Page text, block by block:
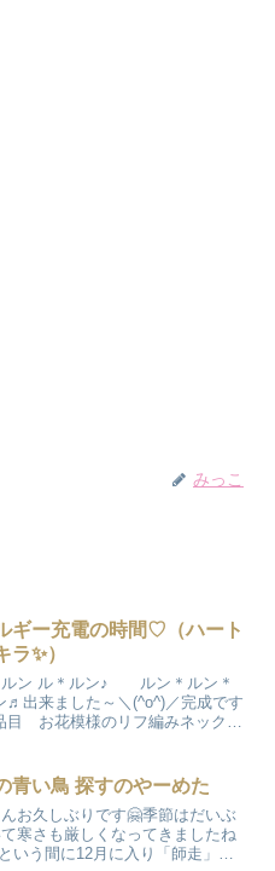
みっこ
ギー充電の時間♡（ハート
ラ✨）
ルン ル＊ルン♪ ルン＊ルン＊
♬出来ました～＼(^o^)／完成です
目 お花模様のリフ編みネックウ
げると少し大きめ、よく見ると
も...
青い鳥 探すのやーめた
お久しぶりです🤗季節はだいぶ
寒さも厳しくなってきましたね
いう間に12月に入り「師走」と